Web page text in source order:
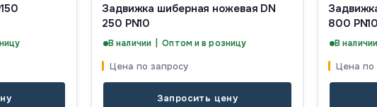
Задвижка шиберная ножевая DN
250 PN10
В наличии | Оптом и в розницу
Цена по запросу
Запросить цену
800 PN10
В
Цена по